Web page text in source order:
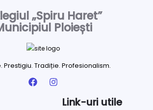
„Spiru Haret”
Ploiești
Prestigiu. Tradiție. Profesionalism.
Link-uri utile